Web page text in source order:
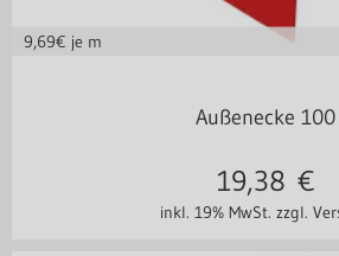
9,69€ je m
Außenecke 100
inkl. 19% MwSt. zzgl.
19,38 €